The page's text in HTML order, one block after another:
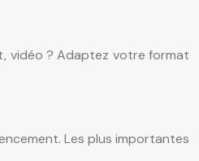
vidéo ? Adaptez votre format
Les plus importantes